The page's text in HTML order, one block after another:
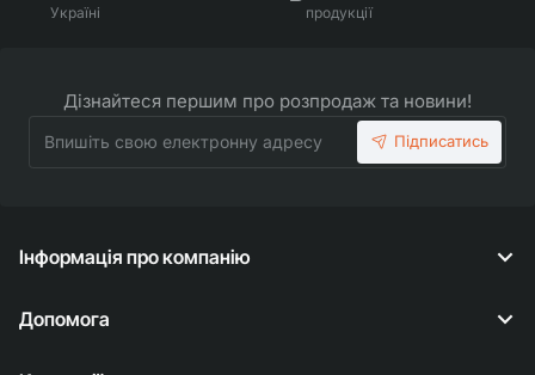
Україні
продукції
Дізнайтеся першим про розпродаж та новини!
свою
Підписатись
Інформація про компанію
Допомога